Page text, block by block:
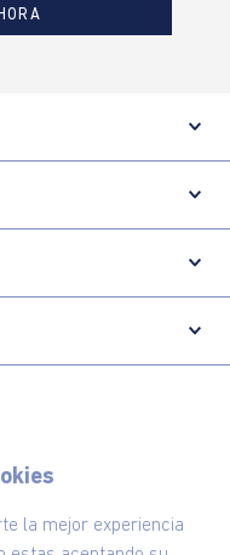
la mejor experiencia